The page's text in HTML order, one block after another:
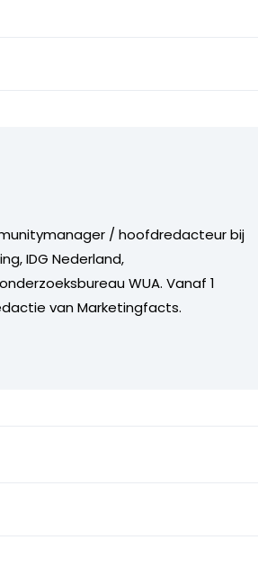
/ hoofdredacteur bij
IDG Nederland,
WUA. Vanaf 1
van Marketingfacts.